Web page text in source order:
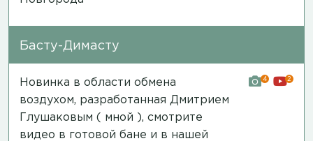
Басту-Димасту
Новинка в области обмена
воздухом, разработанная Дмитрием
Глушаковым ( мной ), смотрите
видео в готовой бане и в нашей
4 2